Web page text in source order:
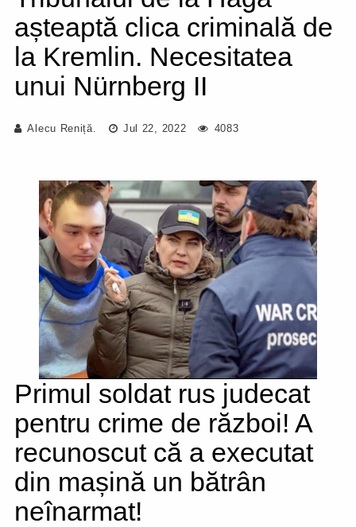
așteaptă clica criminală de
la Kremlin. Necesitatea
unui Nürnberg II
Alecu Reniță. Jul 22, 2022 4083
Primul soldat rus judecat
pentru crime de război! A
recunoscut că a executat
din mașină un bătrân
neînarmat!